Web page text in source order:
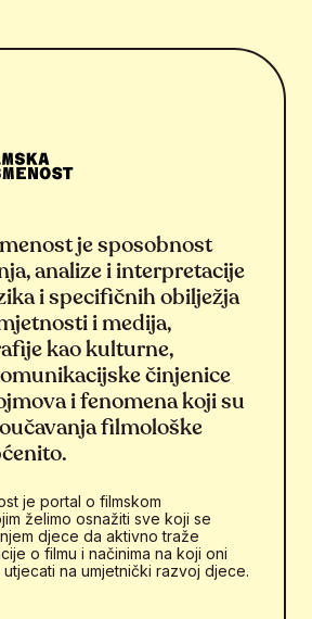
je sposobnost
analize i interpretacije
i specifičnih obilježja
i medija,
kao kulturne,
činjenice
i fenomena koji su
filmološke
je portal o filmskom
želimo osnažiti sve koji se
djece da aktivno traže
o filmu i načinima na koji oni
na umjetnički razvoj djece.